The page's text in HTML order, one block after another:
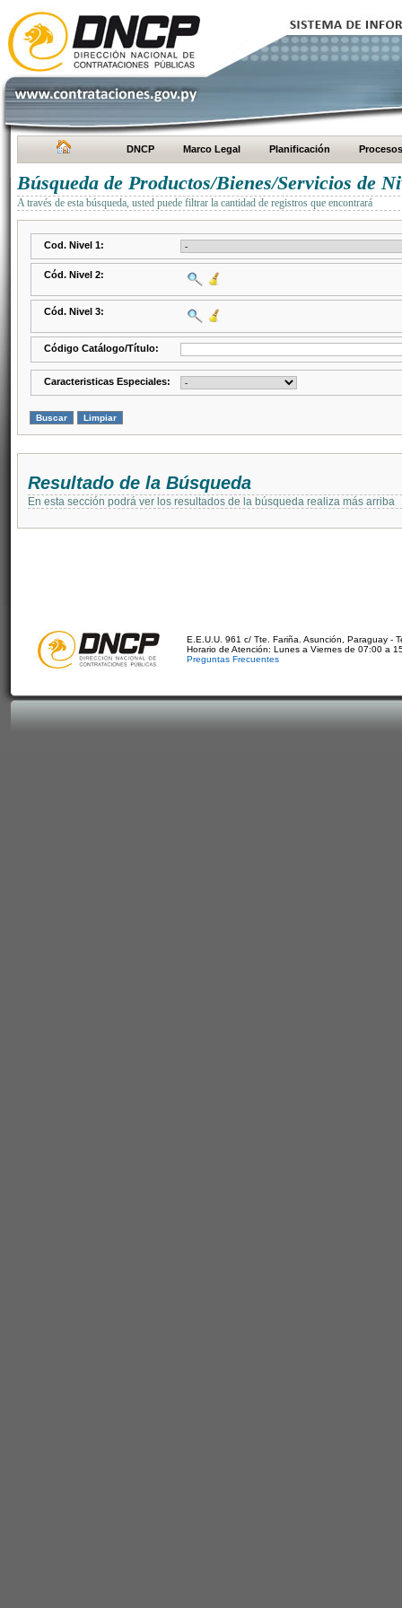
DNCP Marco Legal Planificación Procesos
Búsqueda de Productos/Bienes/Servicios de
A través de esta búsqueda, usted puede filtrar la cantidad de registros que encontrará
Cod. Nivel 1:
Cód. Nivel 2:
Cód. Nivel 3:
Código Catálogo/Título:
Caracteristicas Especiales:
Resultado de la Búsqueda
En esta sección podrá ver los resultados de la búsqueda realiza más arriba
E.E.U.U. 961 c/ Tte. Fariña. Asunción, Paraguay -
Horario de Atención: Lunes a Viernes de 07:00 a
Preguntas Frecuentes